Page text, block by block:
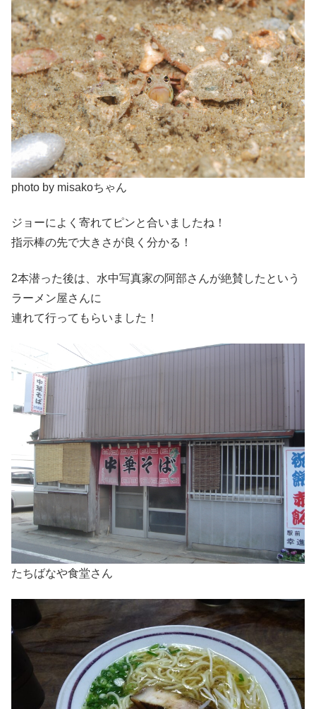
photo by misakoちゃん
ジョーによく寄れてピンと合いましたね！
指示棒の先で大きさが良く分かる！
2本潜った後は、水中写真家の阿部さんが絶賛したという
ラーメン屋さんに
連れて行ってもらいました！
たちばなや食堂さん